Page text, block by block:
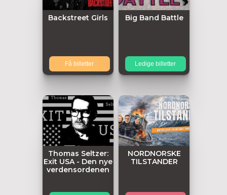
Backstreet Girls
Få billetter
Big Band Battle
Ledige billetter
Thomas Seltzer:
Exit USA - Den nye
verdensordenen
NORDNORSKE
TILSTANDER